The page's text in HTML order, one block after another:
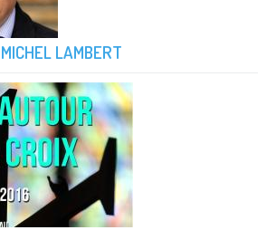
LAMBERT